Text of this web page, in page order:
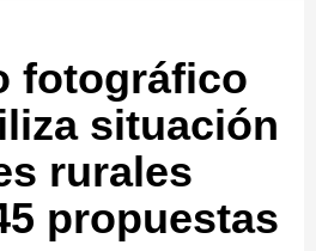
fotográfico
situación
rurales
propuestas